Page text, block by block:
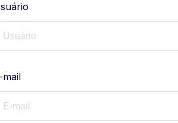
mail